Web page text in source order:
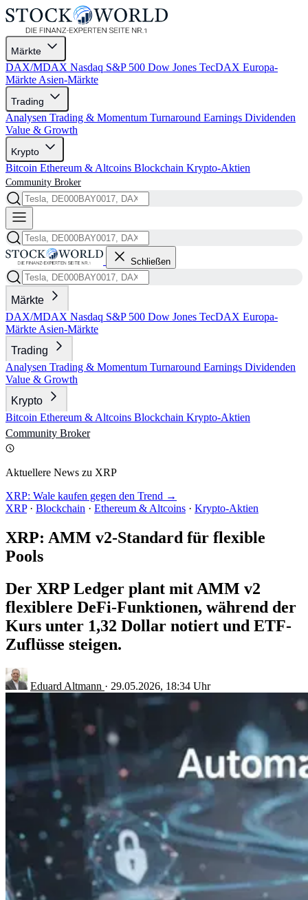
Märkte
DAX/MDAX Nasdaq S&P 500 Dow Jones TecDAX Europa-
Märkte Asien-Märkte
Trading
Analysen Trading & Momentum Turnaround Earnings Dividenden
Value & Growth
Krypto
Bitcoin Ethereum & Altcoins Blockchain Krypto-Aktien
Community Broker
Schließen
Märkte
DAX/MDAX Nasdaq S&P 500 Dow Jones TecDAX Europa-
Märkte Asien-Märkte
Trading
Analysen Trading & Momentum Turnaround Earnings Dividenden
Value & Growth
Krypto
Bitcoin Ethereum & Altcoins Blockchain Krypto-Aktien
Community Broker
Aktuellere News zu XRP
XRP: Wale kaufen gegen den Trend →
XRP · Blockchain · Ethereum & Altcoins · Krypto-Aktien
XRP: AMM v2-Standard für flexible
Pools
Der XRP Ledger plant mit AMM v2
flexiblere DeFi-Funktionen, während der
Kurs unter 1,32 Dollar notiert und ETF-
Zuflüsse steigen.
Eduard Altmann · 29.05.2026, 18:34 Uhr